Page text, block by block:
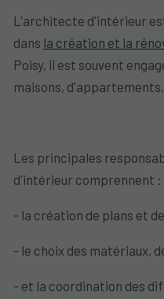
L'architecte d'intérieur
dans la création et la
Poisy, il est souvent
maisons,
Les principales
d'intérieur comprennent :
- la création de plans et
- le choix des matériaux,
- et la coordination des